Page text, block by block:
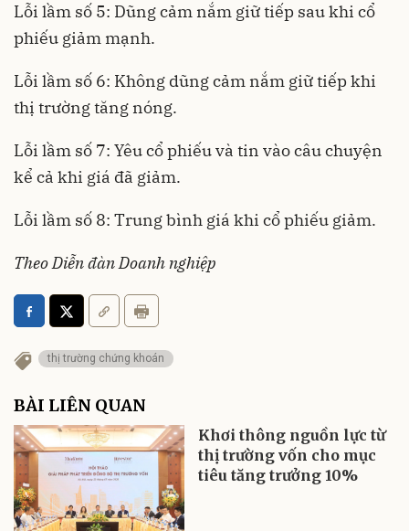
Lỗi lầm số 5: Dũng cảm nắm giữ tiếp sau khi cổ
phiếu giảm mạnh.
Lỗi lầm số 6: Không dũng cảm nắm giữ tiếp khi
thị trường tăng nóng.
Lỗi lầm số 7: Yêu cổ phiếu và tin vào câu chuyện
kể cả khi giá đã giảm.
Lỗi lầm số 8: Trung bình giá khi cổ phiếu giảm.
Theo Diễn đàn Doanh nghiệp
thị trường chứng khoán
BÀI LIÊN QUAN
Khơi thông nguồn lực từ
thị trường vốn cho mục
tiêu tăng trưởng 10%